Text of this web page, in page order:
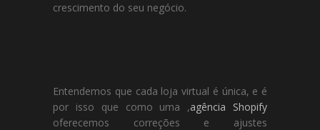
crescimento do seu negócio.
Entendemos que cada loja virtual é única, e é
por isso que como uma ,agência Shopify
oferecemos correções e ajustes